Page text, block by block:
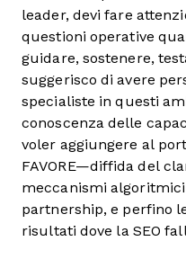
leader, devi fare
questioni operative
guidare, sostenere,
suggerisco di avere
specialiste in questi
conoscenza delle
voler aggiungere al
FAVORE—diffida del
meccanismi
partnership, e perfino
risultati dove la SEO